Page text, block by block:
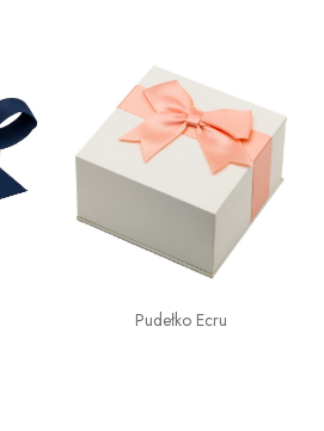
Pudełko Ecru